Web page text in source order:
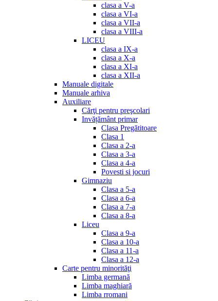
clasa a V-a
clasa a VI-a
clasa a VII-a
clasa a VIII-a
LICEU
clasa a IX-a
clasa a X-a
clasa a XI-a
clasa a XII-a
Manuale digitale
Manuale arhiva
Auxiliare
Cărţi pentru preşcolari
Invățământ primar
Clasa Pregătitoare
Clasa 1
Clasa a 2-a
Clasa a 3-a
Clasa a 4-a
Povesti si jocuri
Gimnaziu
Clasa a 5-a
Clasa a 6-a
Clasa a 7-a
Clasa a 8-a
Liceu
Clasa a 9-a
Clasa a 10-a
Clasa a 11-a
Clasa a 12-a
Carte pentru minorităţi
Limba germană
Limba maghiară
Limba rromani